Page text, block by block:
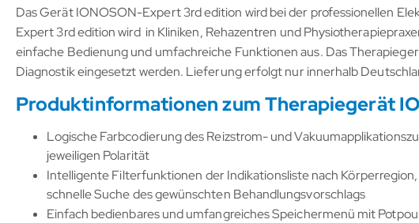
Das Gerät IONOSON-Expert 3rd edition wird bei der professionellen
Expert 3rd edition wird in Kliniken, Rehazentren und
einfache Bedienung und umfachreiche Funktionen aus. Das
Diagnostik eingesetzt werden. Lieferung erfolgt nur innerhalb
Produktinformationen zum Therapiegerät
Logische Farbcodierung des Reizstrom- und
jeweiligen Polarität
Intelligente Filterfunktionen der Indikationsliste nach
schnelle Suche des gewünschten Behandlungsvorschlags
Einfach bedienbares und umfangreiches Speichermenü mit